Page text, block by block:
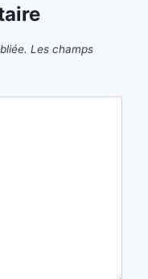
Les champs